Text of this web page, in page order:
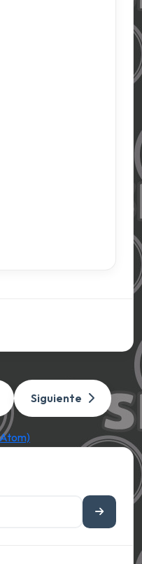
Siguiente